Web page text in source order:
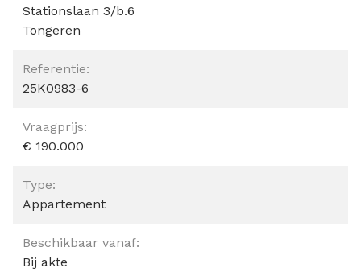
Stationslaan 3/b.6
Tongeren
Referentie:
25K0983-6
Vraagprijs:
€ 190.000
Type:
Appartement
Beschikbaar vanaf:
Bij akte